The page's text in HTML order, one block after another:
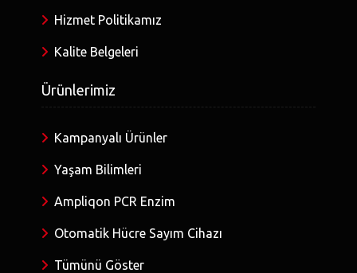
Hizmet Politikamız
Kalite Belgeleri
Ürünlerimiz
Kampanyalı Ürünler
Yaşam Bilimleri
Ampliqon PCR Enzim
Otomatik Hücre Sayım Cihazı
Tümünü Göster